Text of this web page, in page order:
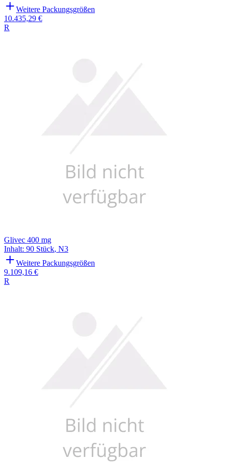
Weitere Packungsgrößen
10.435,29 €
R
Glivec 400 mg
Inhalt: 90 Stück, N3
Weitere Packungsgrößen
9.109,16 €
R